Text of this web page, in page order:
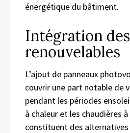
énergétique du bâtiment.
Intégration
renouvelables
L’ajout de panneaux
couvrir une part notable de
pendant les périodes
à chaleur et les chaudières
constituent des